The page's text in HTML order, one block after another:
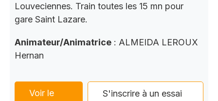
Louveciennes. Train toutes les 15 mn pour
gare Saint Lazare.
Animateur/Animatrice : ALMEIDA LEROUX
Hernan
Voir le
S'inscrire à un essai